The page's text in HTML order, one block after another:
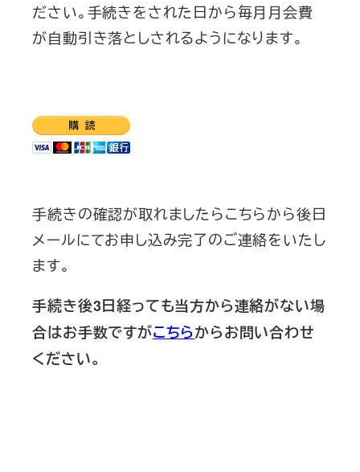
ださい。手続きをされた日から毎月月会費
が自動引き落としされるようになります。
手続きの確認が取れましたらこちらから後日
メールにてお申し込み完了のご連絡をいたし
ます。
手続き後3日経っても当方から連絡がない場
合はお手数ですがこちらからお問い合わせ
ください。